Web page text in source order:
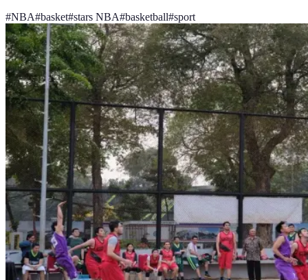
#NBA#basket#stars NBA#basketball#sport